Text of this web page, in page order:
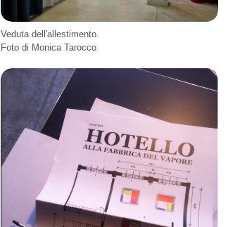
Veduta dell'allestimento.
Foto di Monica Tarocco